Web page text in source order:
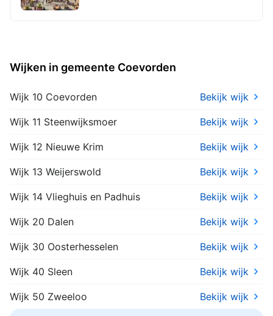
Wijken in gemeente Coevorden
Wijk 10 Coevorden Bekijk wijk
Wijk 11 Steenwijksmoer Bekijk wijk
Wijk 12 Nieuwe Krim Bekijk wijk
Wijk 13 Weijerswold Bekijk wijk
Wijk 14 Vlieghuis en Padhuis Bekijk wijk
Wijk 20 Dalen Bekijk wijk
Wijk 30 Oosterhesselen Bekijk wijk
Wijk 40 Sleen Bekijk wijk
Wijk 50 Zweeloo Bekijk wijk